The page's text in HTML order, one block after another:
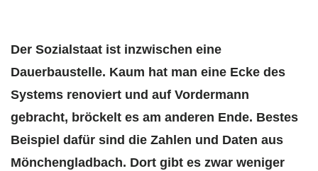
Der Sozialstaat ist inzwischen eine
Dauerbaustelle. Kaum hat man eine Ecke des
Systems renoviert und auf Vordermann
gebracht, bröckelt es am anderen Ende. Bestes
Beispiel dafür sind die Zahlen und Daten aus
Mönchengladbach. Dort gibt es zwar weniger